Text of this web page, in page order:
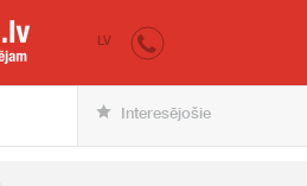
iepirkumi.lv
LV
Interesējošie